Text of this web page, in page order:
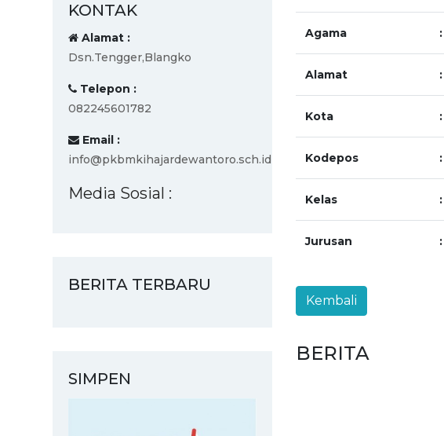
KONTAK
Alamat :
Dsn.Tengger,Blangko
Telepon :
082245601782
Email :
info@pkbmkihajardewantoro.sch.id
Media Sosial :
BERITA TERBARU
SIMPEN
Agama :
Alamat :
Kota :
Kodepos :
Kelas :
Jurusan :
BERITA